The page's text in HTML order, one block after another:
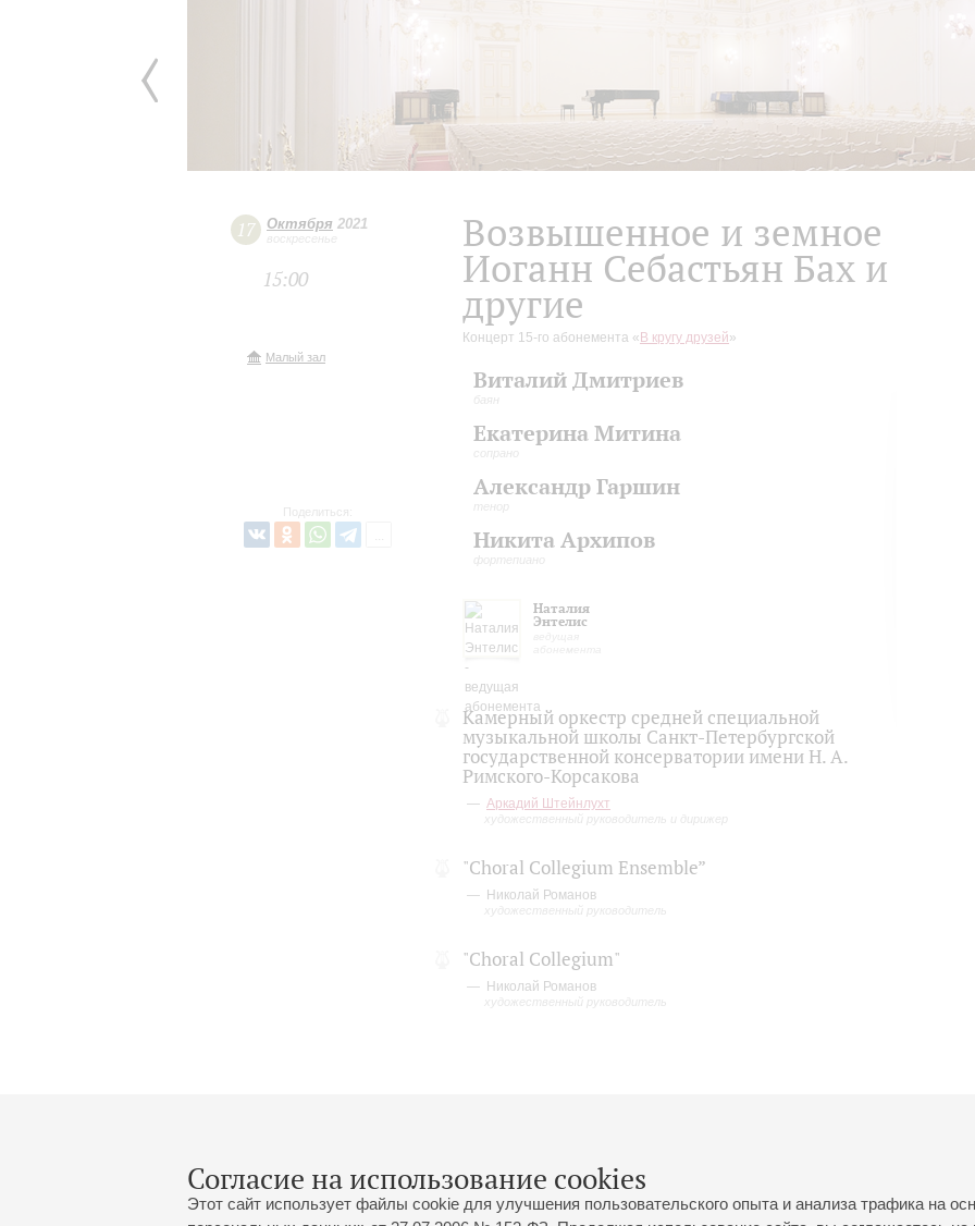
Согласие на использование cookies
Этот сайт использует файлы cookie для улучшения пользовательского опыта и анализа трафика на
17 Октября 2021
воскресенье
15:00
Малый зал
Поделиться:
Возвышенное и земное
Иоганн Себастьян Бах и
другие
Концерт 15-го абонемента « В кругу друзей»
Виталий Дмитриев
баян
Екатерина Митина
сопрано
Александр Гаршин
тенор
Никита Архипов
фортепиано
Наталия
Энтелис
Камерный оркестр средней специальной
музыкальной школы Санкт-Петербургской
государственной консерватории имени Н. А.
Римского-Корсакова
Аркадий Штейнлухт
художественный руководитель и дирижер
"Choral Collegium Ensemble”
Николай Романов
художественный руководитель
"Choral Collegium"
Николай Романов
художественный руководитель